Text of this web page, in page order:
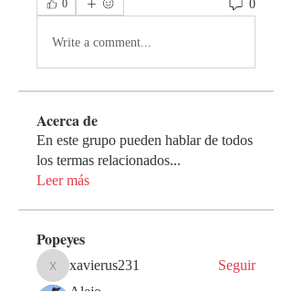
0
0
Write a comment...
Acerca de
En este grupo pueden hablar de todos
los termas relacionados...
Leer más
Popeyes
xavierus231
xavierus231
Seguir